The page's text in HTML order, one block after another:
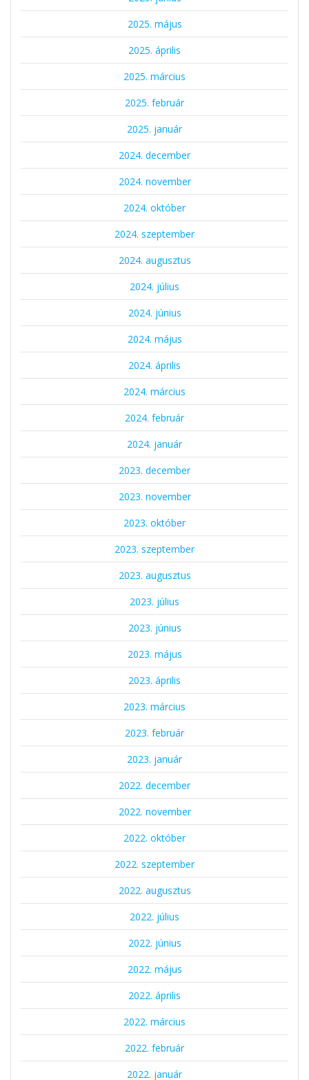
2025. május
2025. április
2025. március
2025. február
2025. január
2024. december
2024. november
2024. október
2024. szeptember
2024. augusztus
2024. július
2024. június
2024. május
2024. április
2024. március
2024. február
2024. január
2023. december
2023. november
2023. október
2023. szeptember
2023. augusztus
2023. július
2023. június
2023. május
2023. április
2023. március
2023. február
2023. január
2022. december
2022. november
2022. október
2022. szeptember
2022. augusztus
2022. július
2022. június
2022. május
2022. április
2022. március
2022. február
2022. január